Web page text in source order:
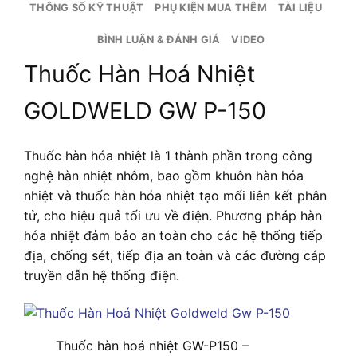
THÔNG SỐ KỸ THUẬT PHỤ KIỆN MUA THÊM TÀI LIỆU
BÌNH LUẬN & ĐÁNH GIÁ VIDEO
Thuốc Hàn Hoá Nhiệt
GOLDWELD GW P-150
Thuốc hàn hóa nhiệt là 1 thành phần trong công
nghệ hàn nhiệt nhôm, bao gồm khuôn hàn hóa
nhiệt và thuốc hàn hóa nhiệt tạo mối liên kết phân
tử, cho hiệu quả tối ưu về điện. Phương pháp hàn
hóa nhiệt đảm bảo an toàn cho các hệ thống tiếp
địa, chống sét, tiếp địa an toàn và các đường cáp
truyền dẫn hệ thống điện.
Thuốc hàn hoá nhiệt GW-P150 –